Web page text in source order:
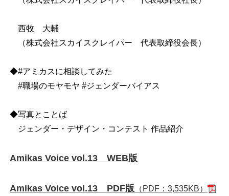
西牧 大輔
（株式会社スカイスクレイパー 代表取締役会長）
◆#アミカスに相談してみた
#職場のモヤモヤ #ジェンダーバイアス
◆写真とことば
ジェンダー・デザイン・コンテスト 作品紹介
Amikas Voice vol.13 WEB版
Amikas Voice vol.13 PDF版 （PDF：3,535KB）